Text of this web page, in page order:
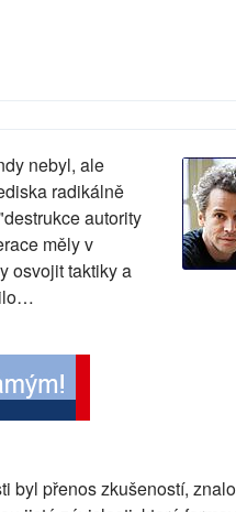
nebyl, ale
radikálně
autority
měly v
osvojit taktiky a
byl přenos zkušeností,